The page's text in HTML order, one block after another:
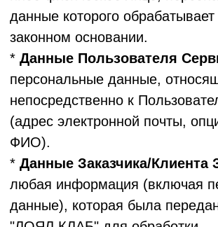
иностранному физическому лицу или
иностранному юридическому лицу.
2. Персональные данные,
обрабатываемые Оператором
2.1. Данные Пользователя Сервиса:
* Оператор обрабатывает следующие
персональные данные Пользователя
Сервиса:
* Адрес электронной почты (обязательно
для регистрации и использования Сервиса);
* Фамилия, имя, отчество (предоставляются
Пользователем по желанию, не являются
обязательными).
* Операторне собирает и не хранитIP-
адреса Пользователей Сервиса или иные